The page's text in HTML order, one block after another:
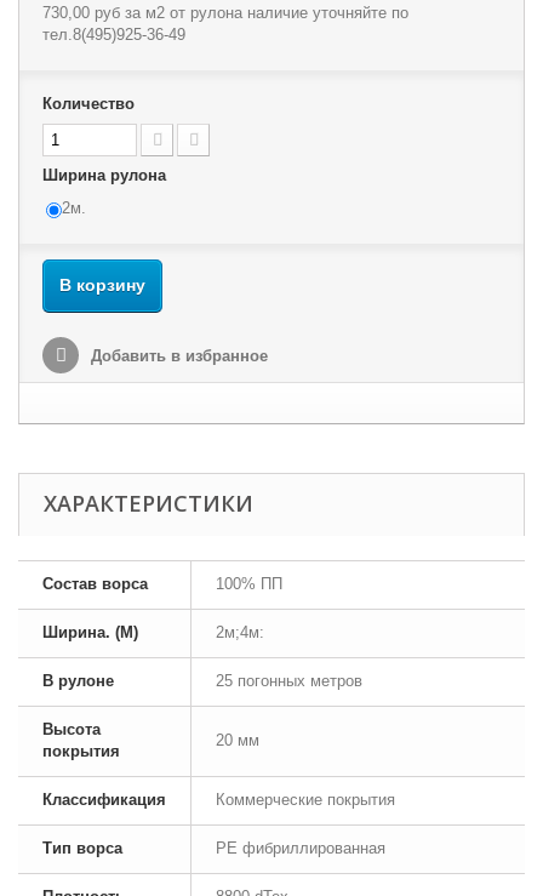
730,00 руб за м2 от рулона наличие уточняйте по
тел.8(495)925-36-49
Количество
Ширина рулона
2м.
В корзину
Добавить в избранное
ХАРАКТЕРИСТИКИ
Состав ворса 100% ПП
Ширина. (М) 2м;4м:
В рулоне 25 погонных метров
Высота
покрытия
20 мм
Классификация Коммерческие покрытия
Тип ворса PE фибриллированная